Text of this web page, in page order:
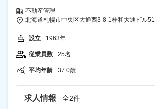
不動産管理
北海道札幌市中央区大通西3-8-1桂和大通ビル51
設立 1963年
従業員数 25名
平均年齢 37.0歳
求人情報 全2件